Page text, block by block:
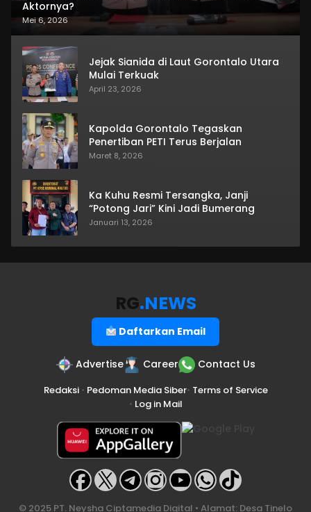
Aktornya?
Mei 6, 2026
Jejak Sianida di Laut Gorontalo Utara
Mulai Terkuak
April 23, 2026
Kapolda Gorontalo Tegaskan
Penertiban PETI Terus Berjalan
Maret 8, 2026
Ka Kuhu Resmi Tersangka, Janji
“Potong Jari” Kini Jadi Bumerang
Januari 13, 2026
RG.NEWS
Daftarkan Email
Advertise Career Contact Us
Redaksi• Pedoman Media Siber• Terms of Service
• Log in Mail
© 2025 PT. Neysha Ciptamedia Digital • Alamat: Desa Tinelo